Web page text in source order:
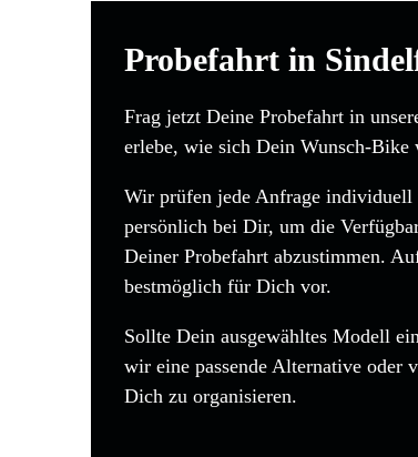
Probefahrt in
Frag jetzt Deine Probefahrt in
erlebe, wie sich Dein Wunsch-
Wir prüfen jede Anfrage individuell
persönlich bei Dir, um die
Deiner Probefahrt abzustimmen.
bestmöglich für Dich vor.
Sollte Dein ausgewähltes Modell
wir eine passende Alternative oder
Dich zu organisieren.